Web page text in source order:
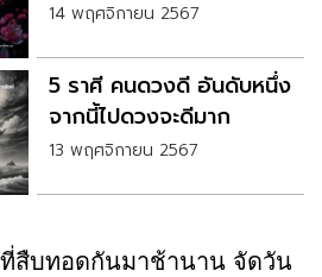
14 พฤศจิกายน 2567
5 ราศี คนดวงดี อันดับหนึ่ง
จากนี้ไปดวงจะดีมาก
13 พฤศจิกายน 2567
สืบทอดกันมาช้านาน จัดวัน